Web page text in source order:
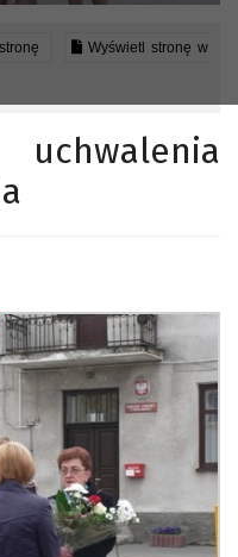
Wyświetl stronę w